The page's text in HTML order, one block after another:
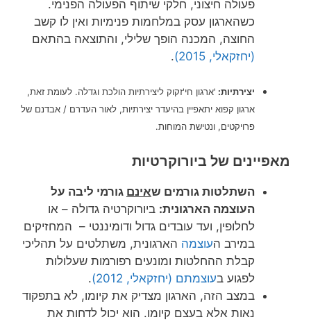
פעולה חיצוני, חלקי שיתוף הפעולה הפנימי.
כשהארגון עסק במלחמות פנימיות ואין לו קשב
החוצה, המכנה הופך שלילי, והתוצאה בהתאם
(יחזקאלי, 2015)
.
יצירתיות: 'ארגון חי'זקוק ליצירתיות הולכת וגדלה. לעומת זאת,
ארגון קפוא יתאפיין בהיעדר יצירתיות, לאור העדרם / אבדנם של
פרויקטים, ונטישת המוחות.
מאפיינים של ביורוקרטיות
השתלטות גורמים שאינם גורמי ליבה על
העוצמה הארגונית: ביורוקרטיה גדולה – או
לחלופין, ועד עובדים גדול ודומיננטי – המחזיקים
במירב העוצמה הארגונית, משתלטים על תהליכי
קבלת ההחלטות ומונעים רפורמות שעלולות
לפגוע בעוצמתם (יחזקאלי, 2012)
.
במצב הזה, הארגון מצדיק את קיומו, לא בתפקוד
נאות אלא בעצם קיומו. הוא יכול לדחות את